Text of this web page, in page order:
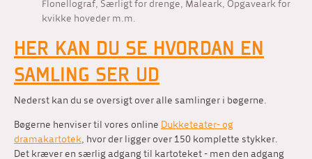
Flonellograf, Særligt for drenge, Maleark, Opgaveark for
kvikke hoveder m.m.
HER KAN DU SE HVORDAN EN
SAMLING SER UD
Nederst kan du se oversigt over alle samlinger i bøgerne.
Bøgerne henviser til vores online Dukketeater- og
dramakartotek, hvor der ligger over 150 komplette stykker.
Det kræver en særlig adgang til kartoteket - men den adgang